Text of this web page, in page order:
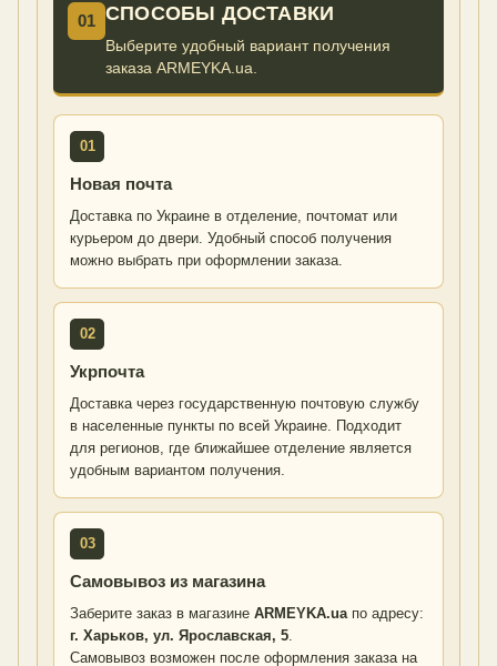
01 СПОСОБЫ ДОСТАВКИ
Выберите удобный вариант получения
заказа ARMEYKA.ua.
01
Новая почта
Доставка по Украине в отделение, почтомат или
курьером до двери. Удобный способ получения
можно выбрать при оформлении заказа.
02
Укрпочта
Доставка через государственную почтовую службу
в населенные пункты по всей Украине. Подходит
для регионов, где ближайшее отделение является
удобным вариантом получения.
03
Самовывоз из магазина
Заберите заказ в магазине ARMEYKA.ua по адресу:
г. Харьков, ул. Ярославская, 5
Самовывоз возможен после оформления заказа на